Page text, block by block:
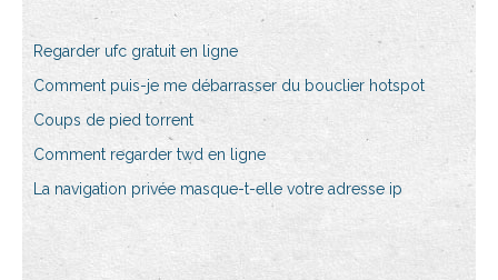
Regarder ufc gratuit en ligne
Comment puis-je me débarrasser du bouclier hotspot
Coups de pied torrent
Comment regarder twd en ligne
La navigation privée masque-t-elle votre adresse ip